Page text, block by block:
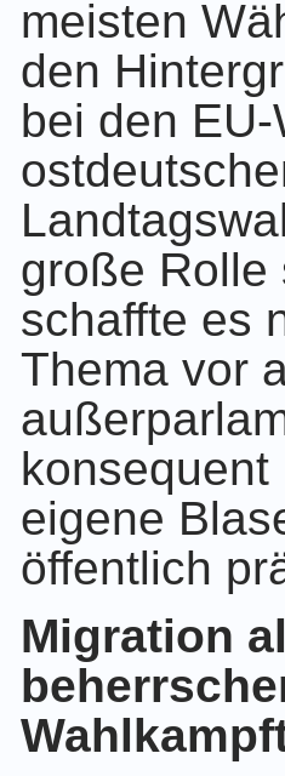
meisten
den
bei den
große Rolle
schaffte es
Thema vor
eigene
öffentlich
Migration